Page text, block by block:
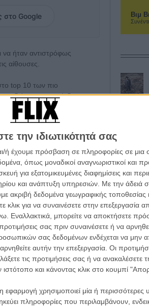
την ιδιωτικότητά σας
ή έχουμε πρόσβαση σε πληροφορίες σε
όπως μοναδικοί αναγνωριστικοί και
για εξατομικευμένες διαφημίσεις και
και ανάπτυξη υπηρεσιών. Με την άδειά
ακριβή δεδομένα γεωγραφικής τοποθεσίας
για να συναινέσετε στην επεξεργασία
Εναλλακτικά, μπορείτε να αποκτήσετε
σας πριν συναινέσετε ή να
σας δεδομένων ενδέχεται να μην
αυτήν την επεξεργασία. Οι
τις προτιμήσεις σας ή να ανακαλέσετε
και κάνοντας κλικ στο κουμπί
χρησιμοποιεί μία ή περισσότερες
πληροφορίες που περιλαμβάνουν,
στο Google
να ήταν αντιστρόφως
αίθουσες.
top 10 των πιο
επανέκδοση του
ακόμη χειρότερα απ ότι
θεατές σε 20 αίθουσες, την
την ελληνική «Δεμένη
Κιλιμάντζαρο» κατόρθωσαν
της λίστας των πιο
σε... τέσσερις),
15.305 εισιτήρια (1η
59 πανελλαδικά, 8.703
εισιτήρια (1η εβδ.)
Βιμ